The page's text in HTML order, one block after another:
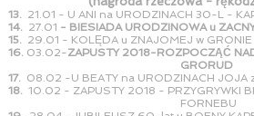
13. 21.01 - U ANI na URODZINACH 30-L -
14. 27.01 - BIESIADA URODZINOWA u
15. 29.01 - KOLĘDA u ZNAJOMEJ w
16. 03.02-ZAPUSTY 2018-ROZPOCZĄĆ
GRORUD
17. 08.02 -U BEATY na URODZINACH JOJA
18. 10.02 - ZAPUSTY 2018 - PRZYGRYWKI
FORNEBU